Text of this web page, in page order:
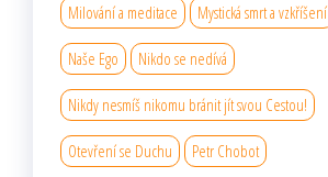
Milování a meditace Mystická smrt a vzkříšení
Naše Ego Nikdo se nedívá
Nikdy nesmíš nikomu bránit jít svou Cestou!
Otevření se Duchu Petr Chobot